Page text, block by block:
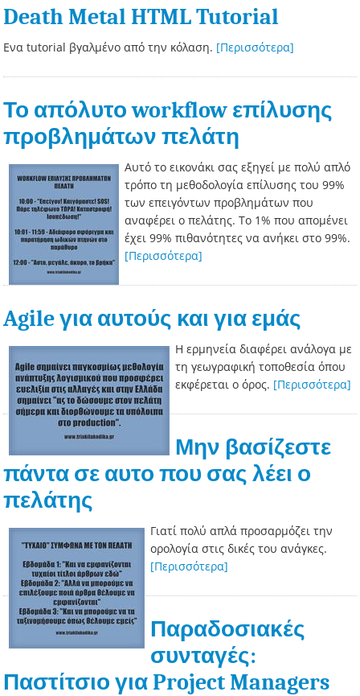
Death Metal HTML Tutorial
Ενα tutorial βγαλμένο από την κόλαση. [Περισσότερα]
Το απόλυτο workflow επίλυσης
προβλημάτων πελάτη
Αυτό το εικονάκι σας εξηγεί με πολύ απλό
τρόπο τη μεθοδολογία επίλυσης του 99%
των επειγόντων προβλημάτων που
αναφέρει ο πελάτης. Το 1% που απομένει
έχει 99% πιθανότητες να ανήκει στο 99%.
[Περισσότερα]
Agile για αυτούς και για εμάς
Η ερμηνεία διαφέρει ανάλογα με
τη γεωγραφική τοποθεσία όπου
εκφέρεται ο όρος. [Περισσότερα]
Μην βασίζεστε
πάντα σε αυτο που σας λέει ο
πελάτης
Γιατί πολύ απλά προσαρμόζει την
ορολογία στις δικές του ανάγκες.
[Περισσότερα]
Παραδοσιακές
συνταγές:
Παστίτσιο για Project Managers